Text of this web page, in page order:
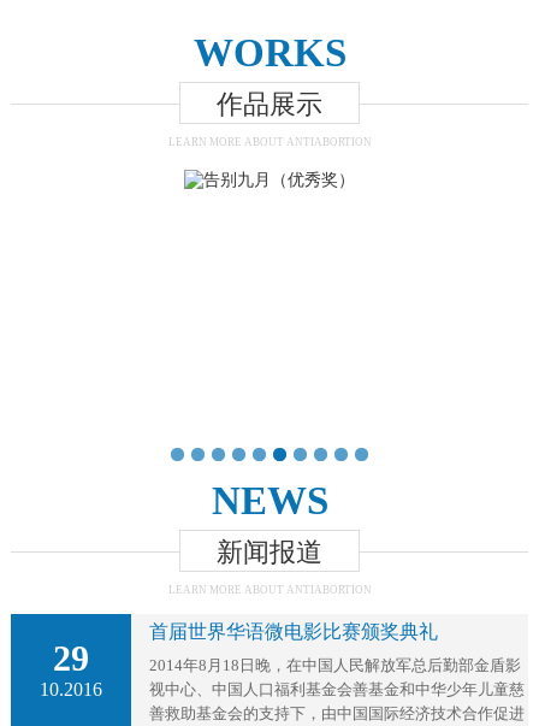
WORKS
作品展示
LEARN MORE ABOUT ANTIABORTION
1 2 3 4 5 6 7 8 9 10
NEWS
新闻报道
LEARN MORE ABOUT ANTIABORTION
29
10.2016
首届世界华语微电影比赛颁奖典礼
2014年8月18日晚，在中国人民解放军总后勤部金盾影
视中心、中国人口福利基金会善基金和中华少年儿童慈
善救助基金会的支持下，由中国国际经济技术合作促进